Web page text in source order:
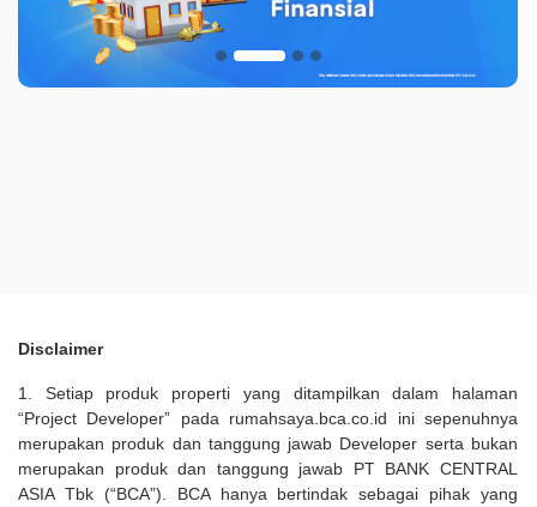
Disclaimer
1. Setiap produk properti yang ditampilkan dalam halaman
“Project Developer” pada rumahsaya.bca.co.id ini sepenuhnya
merupakan produk dan tanggung jawab Developer serta bukan
merupakan produk dan tanggung jawab PT BANK CENTRAL
ASIA Tbk (“BCA”). BCA hanya bertindak sebagai pihak yang